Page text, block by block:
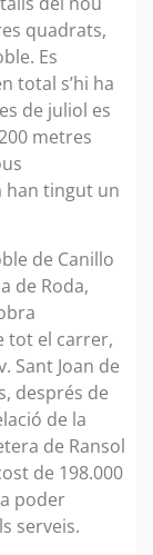
quadrats,
Es
total s’hi ha
de juliol es
metres
han tingut un
de Canillo
de Roda,
tot el carrer,
Sant Joan de
després de
de la
de Ransol
de 198.000
poder
serveis.